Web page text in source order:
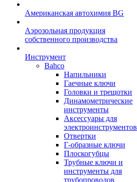
Американская автохимия BG
Аэрозольная продукция
собственного производства
Инструмент
Bahco
Напильники
Гаечные ключи
Головки и трещотки
Динамометрические
инструменты
Аксессуары для
электроинструментов
Отвертки
Г-образные ключи
Плоскогубцы
Трубные ключи и
инструменты для
трубопроводов